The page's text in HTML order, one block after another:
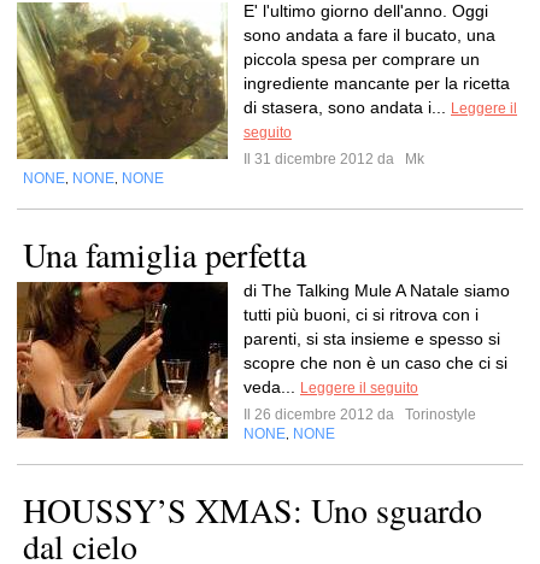
E' l'ultimo giorno dell'anno. Oggi
sono andata a fare il bucato, una
piccola spesa per comprare un
ingrediente mancante per la ricetta
di stasera, sono andata i...
Leggere il
seguito
Il 31 dicembre 2012 da
Mk
NONE NONE NONE
Una famiglia perfetta
di The Talking Mule A Natale siamo
tutti più buoni, ci si ritrova con i
parenti, si sta insieme e spesso si
scopre che non è un caso che ci si
veda...
Leggere il seguito
Il 26 dicembre 2012 da
Torinostyle
NONE NONE
HOUSSY’S XMAS: Uno sguardo
dal cielo